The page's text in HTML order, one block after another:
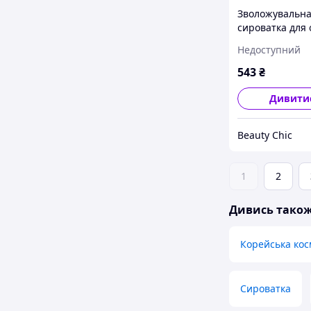
Зволожувальна
сироватка для
Acid 100
гіалуроновою
Недоступний
543₴
Beauty Chic
1 2
Дивись
Корейська
Сироватка